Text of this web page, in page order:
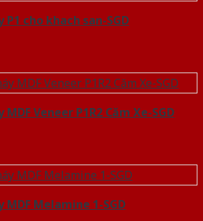
P1 cho khach san-SGD
MDF Veneer P1R2 Căm Xe-SGD
MDF Melamine 1-SGD